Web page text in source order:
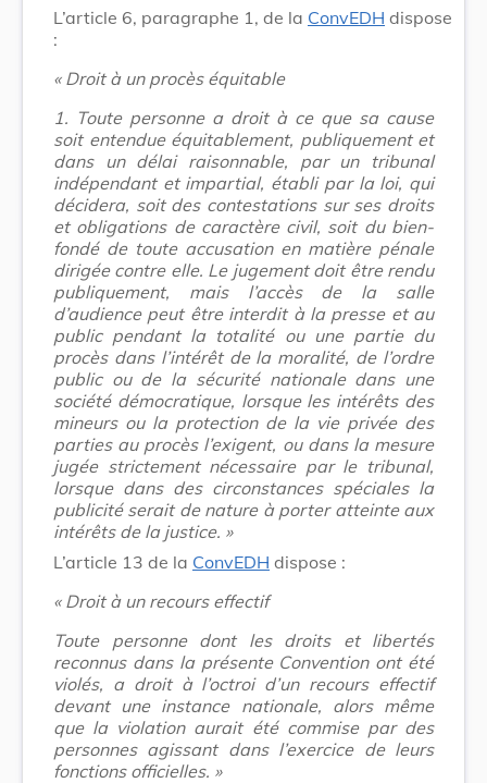
L’article 6, paragraphe 1, de la ConvEDH dispose
:
« Droit à un procès équitable
1. Toute personne a droit à ce que sa cause
soit entendue équitablement, publiquement et
dans un délai raisonnable, par un tribunal
indépendant et impartial, établi par la loi, qui
décidera, soit des contestations sur ses droits
et obligations de caractère civil, soit du bien-
fondé de toute accusation en matière pénale
dirigée contre elle. Le jugement doit être rendu
publiquement, mais l’accès de la salle
d’audience peut être interdit à la presse et au
public pendant la totalité ou une partie du
procès dans l’intérêt de la moralité, de l’ordre
public ou de la sécurité nationale dans une
société démocratique, lorsque les intérêts des
mineurs ou la protection de la vie privée des
parties au procès l’exigent, ou dans la mesure
jugée strictement nécessaire par le tribunal,
lorsque dans des circonstances spéciales la
publicité serait de nature à porter atteinte aux
intérêts de la justice. »
L’article 13 de la ConvEDH dispose :
« Droit à un recours effectif
Toute personne dont les droits et libertés
reconnus dans la présente Convention ont été
violés, a droit à l’octroi d’un recours effectif
devant une instance nationale, alors même
que la violation aurait été commise par des
personnes agissant dans l’exercice de leurs
fonctions officielles. »